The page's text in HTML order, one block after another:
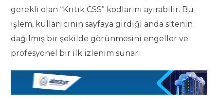
gerekli olan “Kritik CSS” kodlarını ayırabilir. Bu
işlem, kullanıcının sayfaya girdiği anda sitenin
dağılmış bir şekilde görünmesini engeller ve
profesyonel bir ilk izlenim sunar.